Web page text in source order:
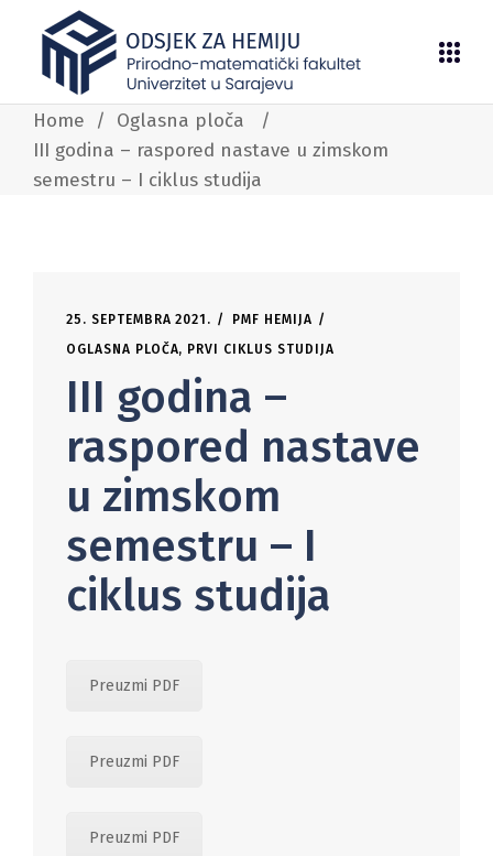
Home / Oglasna ploča
/
III godina – raspored nastave u zimskom
semestru – I ciklus studija
25. SEPTEMBRA 2021.
PMF HEMIJA
OGLASNA PLOČA, PRVI CIKLUS STUDIJA
III godina –
raspored nastave
u zimskom
semestru – I
ciklus studija
Preuzmi PDF
Preuzmi PDF
Preuzmi PDF